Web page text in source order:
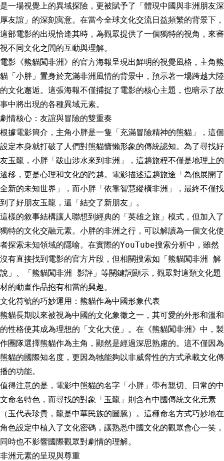
是一場視覺上的異域探險，更被賦予了「體現中國與非洲朋友深
厚友誼」的深刻寓意。在當今全球文化交流日益頻繁的背景下，
這部電影的出現恰逢其時，為觀眾提供了一個獨特的視角，來審
視不同文化之間的互動與理解。
電影《熊貓闖非洲》的官方海報呈現出鮮明的視覺風格，主角熊
貓「小胖」置身於充滿非洲風情的背景中，預示著一場跨越大陸
的文化邂逅。這張海報不僅捕捉了電影的核心主題，也暗示了故
事中將出現的各種異域元素。
劇情核心：友誼與冒險的雙重奏
根據電影簡介，主角小胖是一隻「充滿冒險精神的熊貓」，這個
設定本身就打破了人們對熊貓慵懶形象的傳統認知。為了尋找好
友玉龍，小胖「跋山涉水來到非洲」，這趟旅程不僅是地理上的
遷移，更是心理和文化的跨越。電影描述這趟旅途「為他展開了
全新的未知世界」，而小胖「依靠智慧縱橫非洲」，最終不僅找
到了好朋友玉龍，還「結交了新朋友」。
這樣的敘事結構讓人聯想到經典的「英雄之旅」模式，但加入了
獨特的文化交融元素。小胖的非洲之行，可以解讀為一個文化使
者探索未知領域的隱喻。在實際的YouTube搜索分析中，雖然
沒有直接找到電影的官方片段，但相關搜索如「熊貓闖非洲 解
說」、「熊貓闖非洲 影評」等關鍵詞顯示，觀眾對這類文化題
材的動畫作品抱有相當的興趣。
文化符號的巧妙運用：熊貓作為中國形象代表
熊貓長期以來被視為中國的文化象徵之一，其可愛的外形和溫和
的性格使其成為理想的「文化大使」。在《熊貓闖非洲》中，製
作團隊選擇熊貓作為主角，顯然是經過深思熟慮的。這不僅因為
熊貓的國際知名度，更因為牠能夠以非威脅性的方式承載文化傳
播的功能。
值得注意的是，電影中熊貓的名字「小胖」帶有親切、日常的中
文命名特色，而尋找的對象「玉龍」則含有中國傳統文化元素
（玉代表珍貴，龍是中華民族的圖騰）。這種命名方式巧妙地在
角色設定中植入了文化密碼，讓熟悉中國文化的觀眾會心一笑，
同時也不影響國際觀眾對劇情的理解。
非洲元素的呈現與尊重